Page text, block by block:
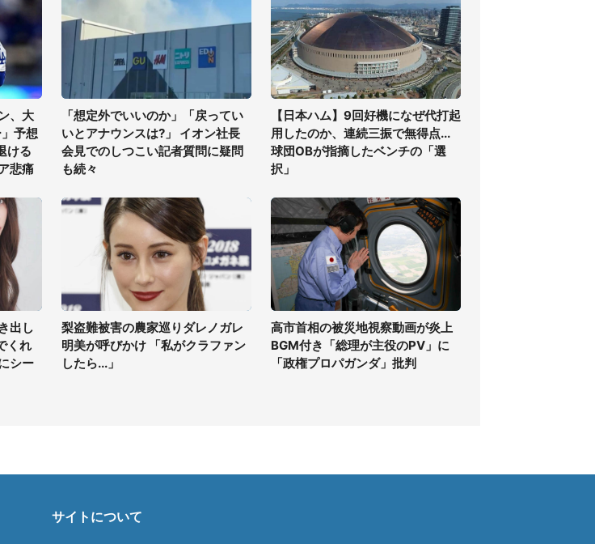
、大
予想
ける
悲痛
「想定外でいいのか」「戻ってい
いとアナウンスは?」 イオン社長
会見でのしつこい記者質問に疑問
も続々
【日本ハム】9回好機になぜ代打起
用したのか、連続三振で無得点...
球団OBが指摘したベンチの「選
択」
出し
くれ
シー
梨盗難被害の農家巡りダレノガレ
明美が呼びかけ 「私がクラファン
したら...」
高市首相の被災地視察動画が炎上
BGM付き「総理が主役のPV」に
「政権プロパガンダ」批判
サイトについて